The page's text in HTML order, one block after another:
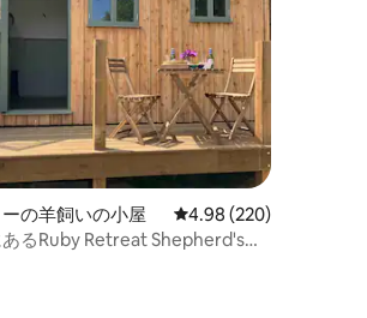
4.88つ星の平均評価
の羊飼いの小屋 レビュー220件、5つ星
4.98 (220)
るRuby Retreat Shepherd's